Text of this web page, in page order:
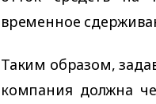
временное
Таким образом,
компания должна